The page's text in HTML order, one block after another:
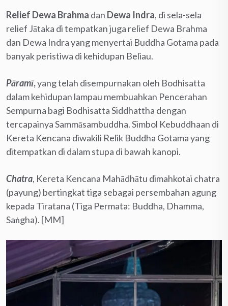
Relief Dewa Brahma dan Dewa Indra, di sela-sela
relief Jātaka di tempatkan juga relief Dewa Brahma
dan Dewa Indra yang menyertai Buddha Gotama pada
banyak peristiwa di kehidupan Beliau.
Pāramī,yang telah disempurnakan oleh Bodhisatta
dalam kehidupan lampau membuahkan Pencerahan
Sempurna bagi Bodhisatta Siddhattha dengan
tercapainya Sammāsambuddha. Simbol Kebuddhaan di
Kereta Kencana diwakili Relik Buddha Gotama yang
ditempatkan di dalam stupa di bawah kanopi.
Chatra, Kereta Kencana Mahādhātu dimahkotai chatra
(payung) bertingkat tiga sebagai persembahan agung
kepada Tiratana (Tiga Permata: Buddha, Dhamma,
Saṅgha). [MM]